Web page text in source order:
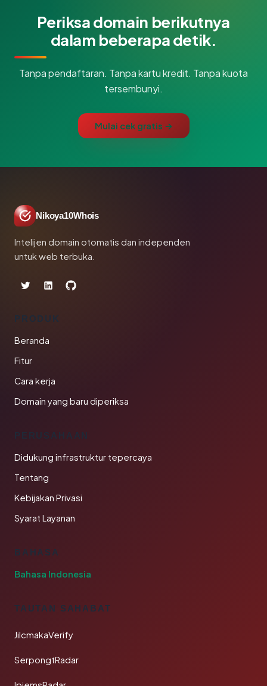
Periksa domain berikutnya
dalam beberapa detik.
Tanpa pendaftaran. Tanpa kartu kredit. Tanpa kuota
tersembunyi.
Mulai cek gratis →
Nikoya10Whois
Intelijen domain otomatis dan independen
untuk web terbuka.
PRODUK
Beranda
Fitur
Cara kerja
Domain yang baru diperiksa
PERUSAHAAN
Didukung infrastruktur tepercaya
Tentang
Kebijakan Privasi
Syarat Layanan
BAHASA
Bahasa Indonesia
TAUTAN SAHABAT
JilcmakaVerify
SerpongtRadar